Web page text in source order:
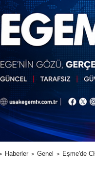
Haberler Genel Eşme'de